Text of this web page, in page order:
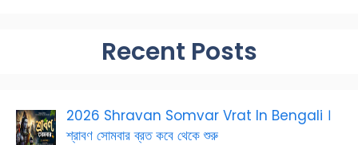
Recent Posts
2026 Shravan Somvar Vrat In Bengali ।
শ্রাবণ সোমবার ব্রত কবে থেকে শুরু